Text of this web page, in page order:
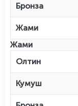
Бронза
Жами
Жами
Олтин
Кумуш